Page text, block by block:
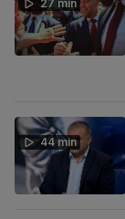
27 min
44 min